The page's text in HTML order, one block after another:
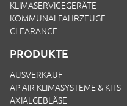
KLIMASERVICEGERÄTE
KOMMUNALFAHRZEUGE
CLEARANCE
PRODUKTE
AUSVERKAUF
AP AIR KLIMASYSTEME & KITS
AXIALGEBLÄSE